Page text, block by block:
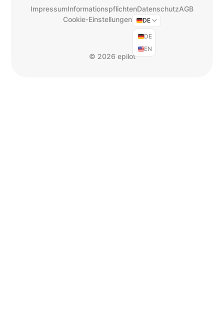
© 2026 epilot
ImpressumInformationspflichtenDatenschutzAGB
Cookie-Einstellungen
DE
DE
EN